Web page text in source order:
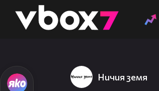
👾Истина за 5 лева на час в
„Ничия земя” - епизод 15
(20.09.2014)
Ничия земя